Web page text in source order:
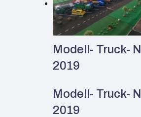
Modell- Truck-
2019
Modell- Truck-
2019